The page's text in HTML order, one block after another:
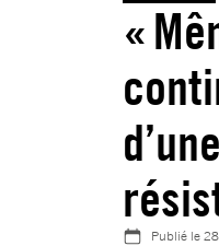
«
Publié le